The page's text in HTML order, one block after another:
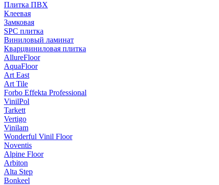
Плитка ПВХ
Клеевая
Замковая
SPC плитка
Виниловый ламинат
Кварцвиниловая плитка
AllureFloor
AquaFloor
Art East
Art Tile
Forbo Effekta Professional
VinilPol
Tarkett
Vertigo
Vinilam
Wonderful Vinil Floor
Noventis
Alpine Floor
Arbiton
Alta Step
Bonkeel